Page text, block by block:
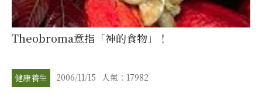
Theobroma意指「神的食物」！
健康養生 2006/11/15 人氣：17982